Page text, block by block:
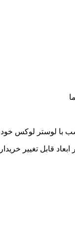
با لوستر لوکس
قابل تغییر